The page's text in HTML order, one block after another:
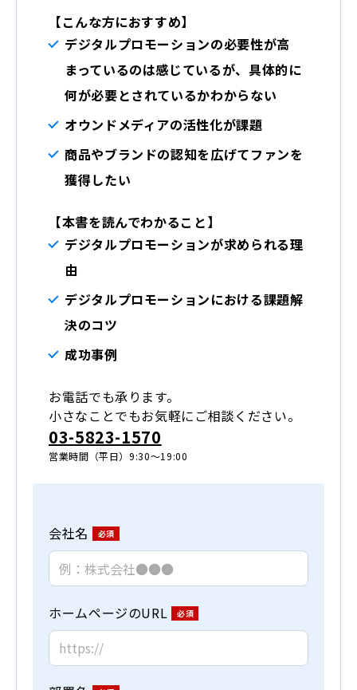
【こんな方におすすめ】
デジタルプロモーションの必要性が高
まっているのは感じているが、具体的に
何が必要とされているかわからない
オウンドメディアの活性化が課題
商品やブランドの認知を広げてファンを
獲得したい
【本書を読んでわかること】
デジタルプロモーションが求められる理
由
デジタルプロモーションにおける課題解
決のコツ
成功事例
お電話でも承ります。
小さなことでもお気軽にご相談ください。
03-5823-1570
営業時間（平日）9:30～19:00
会社名
ホームページのURL